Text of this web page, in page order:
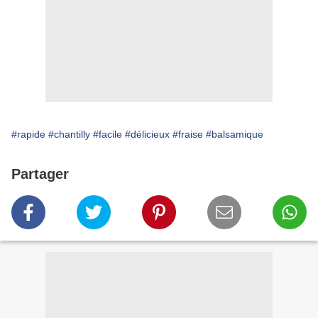
#rapide #chantilly #facile #délicieux #fraise #balsamique
Partager